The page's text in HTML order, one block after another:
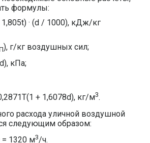
формулы:
· (d / 1000), кДж/кг
), г/кг воздушных сил;
кПа;
+ 1,6078d), кг/м3.
расхода уличной воздушной
следующим образом:
= 1320 м3/ч.